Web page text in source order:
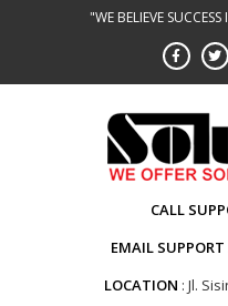
"WE BELIEVE
CALL
EMAIL SUPPORT
LOCATION Jl.